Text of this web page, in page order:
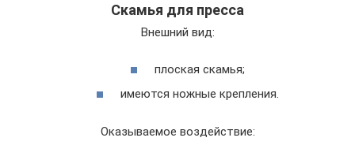
Скамья для пресса
Внешний вид:
плоская скамья;
имеются ножные крепления.
Оказываемое воздействие: